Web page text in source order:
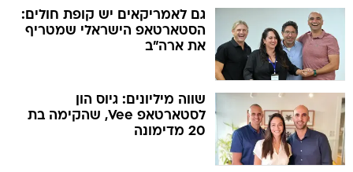
גם לאמריקאים יש קופת חולים:
הסטארטאפ הישראלי שמטריף
את ארה"ב
שווה מיליונים: גיוס הון
לסטארטאפ Vee, שהקימה בת
20 מדימונה